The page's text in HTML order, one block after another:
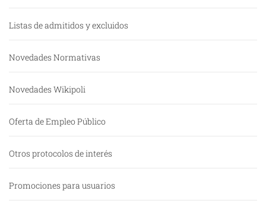
Listas de admitidos y excluidos
Novedades Normativas
Novedades Wikipoli
Oferta de Empleo Público
Otros protocolos de interés
Promociones para usuarios